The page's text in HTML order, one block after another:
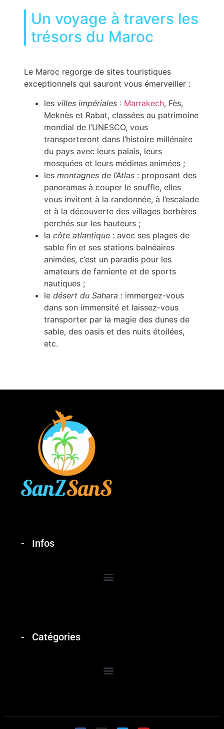
Un voyage à travers les
trésors du Maroc
Le Maroc regorge de sites touristiques
exceptionnels qui sauront vous émerveiller :
les villes impériales : Marrakech, Fès,
Meknès et Rabat, classées au patrimoine
mondial de l’UNESCO, vous
transporteront dans l’histoire millénaire
du pays avec leurs palais, leurs
mosquées et leurs médinas animées ;
les montagnes de l’Atlas : proposant des
panoramas à couper le souffle, elles
vous invitent à la randonnée, à l’escalade
et à la découverte des villages berbères
perchés sur les hauteurs ;
la côte atlantique : avec ses plages de
sable fin et ses stations balnéaires
animées, c’est un paradis pour les
amateurs de farniente et de sports
nautiques ;
le désert du Sahara : immergez-vous
dans son immensité et laissez-vous
transporter par la magie des dunes de
sable, des oasis et des nuits étoilées,
etc.
Infos
Catégories